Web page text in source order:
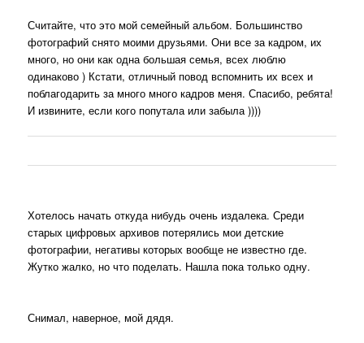
Считайте, что это мой семейный альбом. Большинство
фотографий снято моими друзьями. Они все за кадром, их
много, но они как одна большая семья, всех люблю
одинаково ) Кстати, отличный повод вспомнить их всех и
поблагодарить за много много кадров меня. Спасибо, ребята!
И извините, если кого попутала или забыла ))))
Хотелось начать откуда нибудь очень издалека. Среди
старых цифровых архивов потерялись мои детские
фотографии, негативы которых вообще не известно где.
Жутко жалко, но что поделать. Нашла пока только одну.
Снимал, наверное, мой дядя.